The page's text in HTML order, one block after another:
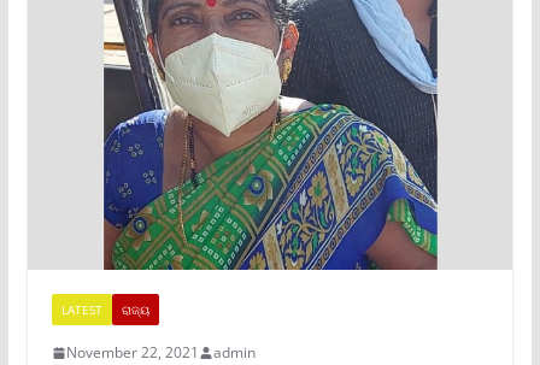
LATEST ରାଜ୍ୟ
November 22, 2021 admin